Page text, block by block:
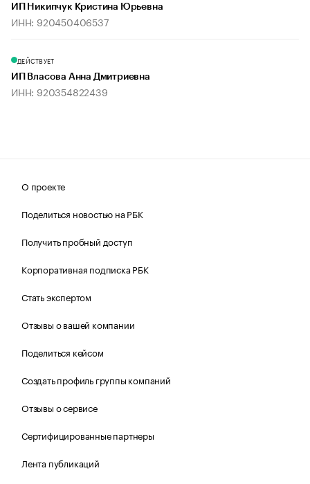
ИП Никипчук Кристина Юрьевна
ИНН: 920450406537
ДЕЙСТВУЕТ
ИП Власова Анна Дмитриевна
ИНН: 920354822439
О проекте
Поделиться новостью на РБК
Получить пробный доступ
Корпоративная подписка РБК
Стать экспертом
Отзывы о вашей компании
Поделиться кейсом
Создать профиль группы компаний
Отзывы о сервисе
Сертифицированные партнеры
Лента публикаций